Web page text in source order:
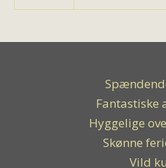
Fantastiske
Hyggelige
Skønne
Vild